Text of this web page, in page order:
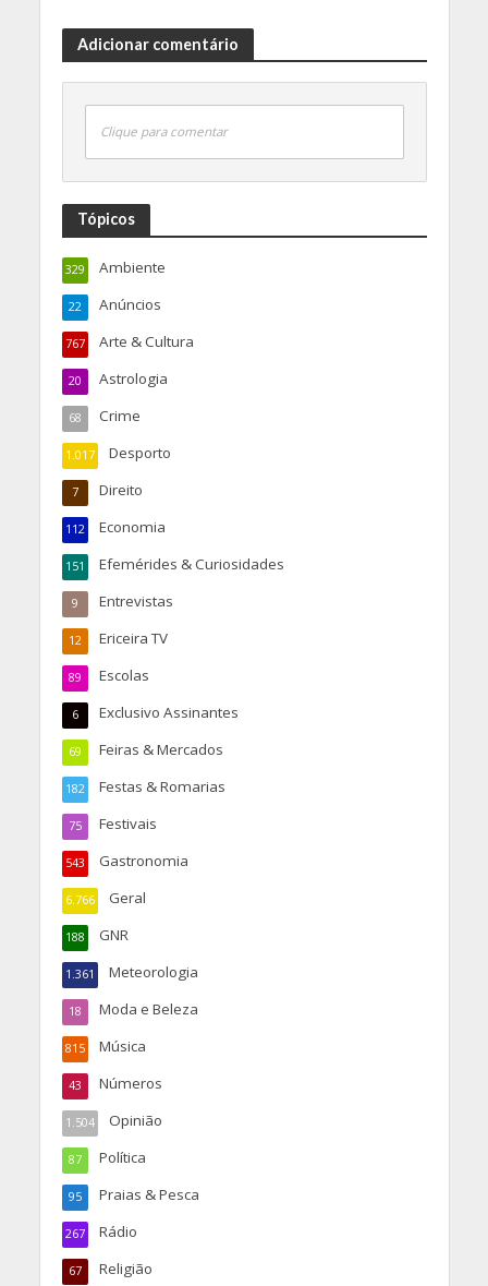
Adicionar comentário
Clique para comentar
Tópicos
Ambiente
329
Anúncios
22
Arte & Cultura
767
Astrologia
20
Crime
68
Desporto
1.017
Direito
7
Economia
112
Efemérides & Curiosidades
151
Entrevistas
9
Ericeira TV
12
Escolas
89
Exclusivo Assinantes
6
Feiras & Mercados
69
Festas & Romarias
182
Festivais
75
Gastronomia
543
Geral
6.766
GNR
188
Meteorologia
1.361
Moda e Beleza
18
Música
815
Números
43
Opinião
1.504
Política
87
Praias & Pesca
95
Rádio
267
Religião
67